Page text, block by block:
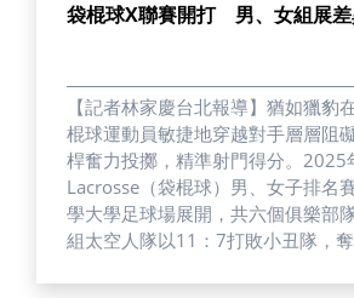
袋棍球X聯賽開打 男、女組展
【記者林家慶台北報導】猶如獵豹
棍球運動員敏捷地穿越對手層層阻
桿奮力投擲，精準射門得分。2025
Lacrosse（袋棍球）男、女子排名
學大學足球場展開，共六個俱樂部
組太空人隊以11：7打敗小丑隊，